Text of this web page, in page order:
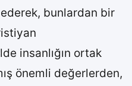
bunlardan bir
insanlığın ortak
önemli değerlerden,